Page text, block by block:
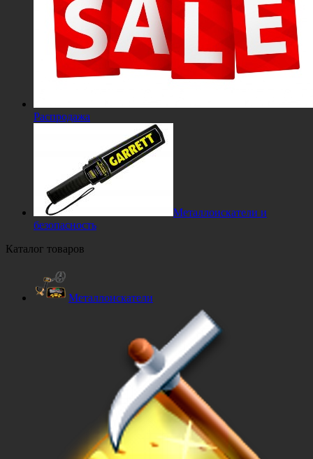
Распродажа
Металлоискатели и
безопасность
Каталог товаров
Металлоискатели